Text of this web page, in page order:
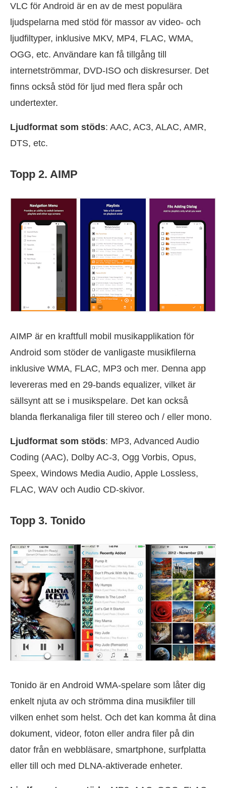
VLC för Android är en av de mest populära
ljudspelarna med stöd för massor av video- och
ljudfiltyper, inklusive MKV, MP4, FLAC, WMA,
OGG, etc. Användare kan få tillgång till
internetströmmar, DVD-ISO och diskresurser. Det
finns också stöd för ljud med flera spår och
undertexter.
Ljudformat som stöds: AAC, AC3, ALAC, AMR,
DTS, etc.
Topp 2. AIMP
AIMP är en kraftfull mobil musikapplikation för
Android som stöder de vanligaste musikfilerna
inklusive WMA, FLAC, MP3 och mer. Denna app
levereras med en 29-bands equalizer, vilket är
sällsynt att se i musikspelare. Det kan också
blanda flerkanaliga filer till stereo och / eller mono.
Ljudformat som stöds: MP3, Advanced Audio
Coding (AAC), Dolby AC-3, Ogg Vorbis, Opus,
Speex, Windows Media Audio, Apple Lossless,
FLAC, WAV och Audio CD-skivor.
Topp 3. Tonido
Tonido är en Android WMA-spelare som låter dig
enkelt njuta av och strömma dina musikfiler till
vilken enhet som helst. Och det kan komma åt dina
dokument, videor, foton eller andra filer på din
dator från en webbläsare, smartphone, surfplatta
eller till och med DLNA-aktiverade enheter.